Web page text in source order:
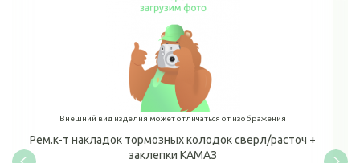
Внешний вид изделия может отличаться от изображения
Рем.к-т накладок тормозных колодок сверл/расточ +
заклепки КАМАЗ